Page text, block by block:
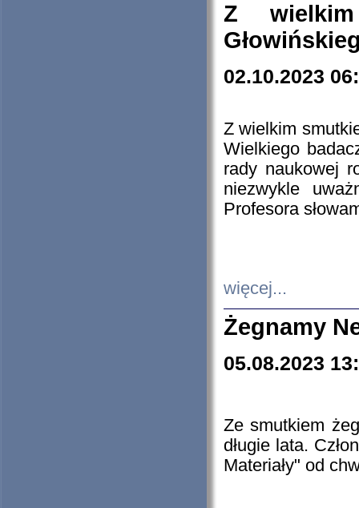
Z
02.10.2023
Z wielkim
Wielkiego
rady naukowej
niezwykle
Profesora
więcej...
Żegnamy
05.08.2023
Ze smutkiem
długie lata.
Materiały" od